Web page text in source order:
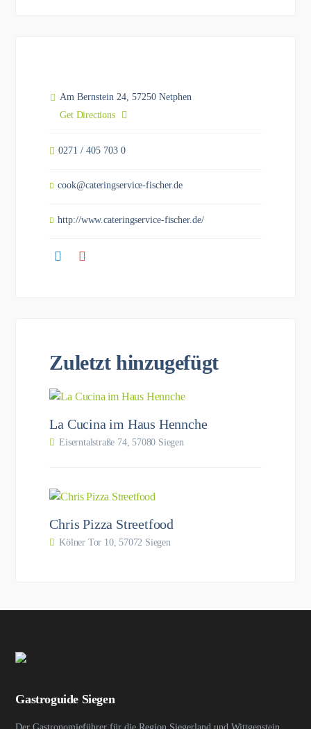
Am Bernstein 24, 57250 Netphen
Get Directions
0271 / 405 703 0
cook@cateringservice-fischer.de
http://www.cateringservice-fischer.de/
Zuletzt hinzugefügt
La Cucina im Haus Hennche
Eiserntalstraße 74, 57080 Siegen
Chris Pizza Streetfood
Kölner Tor 10, 57072 Siegen
Gastroguide Siegen